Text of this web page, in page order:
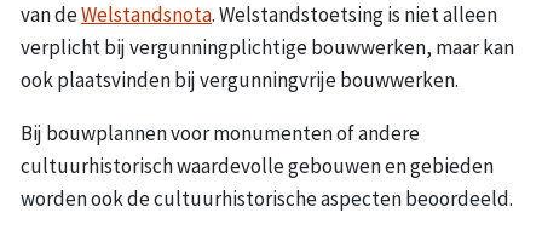
van deWelstandsnota. Welstandstoetsing is niet alleen
verplicht bij vergunningplichtige bouwwerken, maar kan
ook plaatsvinden bij vergunningvrije bouwwerken.
Bij bouwplannen voor monumenten of andere
cultuurhistorisch waardevolle gebouwen en gebieden
worden ook de cultuurhistorische aspecten beoordeeld.